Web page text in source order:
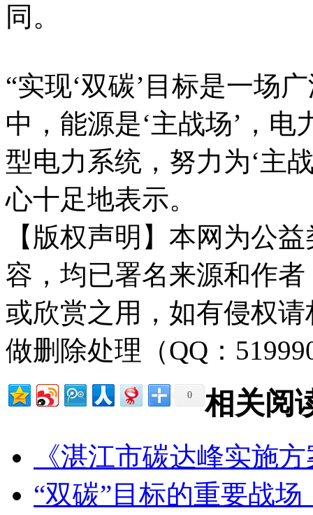
同。
“实现‘双碳’目标是一场
中，能源是‘主战场’，
型电力系统，努力为‘主
心十足地表示。
【版权声明】本网为公
容，均已署名来源和作
或欣赏之用，如有侵权
做删除处理（QQ：
0 相关阅
《湛江市碳达峰实施
“双碳”目标的重要战